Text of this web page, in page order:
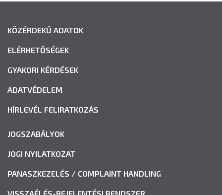
KÖZÉRDEKŰ ADATOK
ELÉRHETŐSÉGEK
GYAKORI KÉRDÉSEK
ADATVÉDELEM
HÍRLEVÉL FELIRATKOZÁS
JOGSZABÁLYOK
JOGI NYILATKOZAT
PANASZKEZELÉS / COMPLAINT HANDLING